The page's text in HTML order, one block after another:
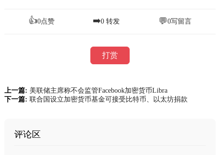
👍0点赞 ➡️0 转发 💬0写留言
打赏
上一篇: 美联储主席称不会监管Facebook加密货币Libra
下一篇: 联合国设立加密货币基金可接受比特币、以太坊捐款
评论区